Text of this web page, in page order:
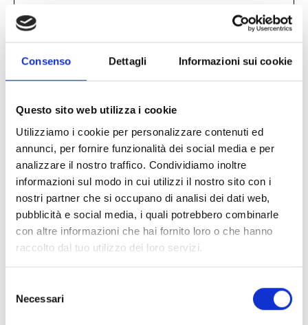
Consenso Dettagli Informazioni sui cookie
Questo sito web utilizza i cookie
Utilizziamo i cookie per personalizzare contenuti ed
annunci, per fornire funzionalità dei social media e per
analizzare il nostro traffico. Condividiamo inoltre
informazioni sul modo in cui utilizzi il nostro sito con i
nostri partner che si occupano di analisi dei dati web,
pubblicità e social media, i quali potrebbero combinarle
con altre informazioni che hai fornito loro o che hanno
raccolto dal tuo utilizzo dei loro servizi.
Necessari
Focus Mostre
Domenica 7 Giugno 2026
OPUSCOLO GDW 2025